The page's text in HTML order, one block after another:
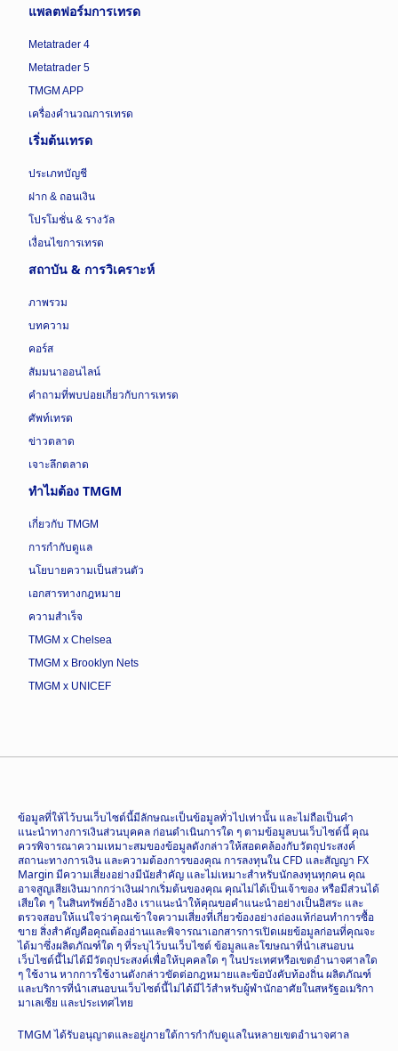
แพลตฟอร์มการเทรด
Metatrader 4
Metatrader 5
TMGM APP
เครื่องคำนวณการเทรด
เริ่มต้นเทรด
ประเภทบัญชี
ฝาก & ถอนเงิน
โปรโมชั่น & รางวัล
เงื่อนไขการเทรด
สถาบัน & การวิเคราะห์
ภาพรวม
บทความ
คอร์ส
สัมมนาออนไลน์
คำถามที่พบบ่อยเกี่ยวกับการเทรด
ศัพท์เทรด
ข่าวตลาด
เจาะลึกตลาด
ทำไมต้อง TMGM
เกี่ยวกับ TMGM
การกำกับดูแล
นโยบายความเป็นส่วนตัว
เอกสารทางกฎหมาย
ความสำเร็จ
TMGM x Chelsea
TMGM x Brooklyn Nets
TMGM x UNICEF
ข้อมูลที่ให้ไว้บนเว็บไซต์นี้มีลักษณะเป็นข้อมูลทั่วไปเท่านั้น และไม่ถือเป็นคำ
แนะนำทางการเงินส่วนบุคคล ก่อนดำเนินการใด ๆ ตามข้อมูลบนเว็บไซต์นี้ คุณ
ควรพิจารณาความเหมาะสมของข้อมูลดังกล่าวให้สอดคล้องกับวัตถุประสงค์
สถานะทางการเงิน และความต้องการของคุณ การลงทุนใน CFD และสัญญา FX
Margin มีความเสี่ยงอย่างมีนัยสำคัญ และไม่เหมาะสำหรับนักลงทุนทุกคน คุณ
อาจสูญเสียเงินมากกว่าเงินฝากเริ่มต้นของคุณ คุณไม่ได้เป็นเจ้าของ หรือมีส่วนได้
เสียใด ๆ ในสินทรัพย์อ้างอิง เราแนะนำให้คุณขอคำแนะนำอย่างเป็นอิสระ และ
ตรวจสอบให้แน่ใจว่าคุณเข้าใจความเสี่ยงที่เกี่ยวข้องอย่างถ่องแท้ก่อนทำการซื้อ
ขาย สิ่งสำคัญคือคุณต้องอ่านและพิจารณาเอกสารการเปิดเผยข้อมูลก่อนที่คุณจะ
ได้มาซึ่งผลิตภัณฑ์ใด ๆ ที่ระบุไว้บนเว็บไซต์ ข้อมูลและโฆษณาที่นำเสนอบน
เว็บไซต์นี้ไม่ได้มีวัตถุประสงค์เพื่อให้บุคคลใด ๆ ในประเทศหรือเขตอำนาจศาลใด
ๆ ใช้งาน หากการใช้งานดังกล่าวขัดต่อกฎหมายและข้อบังคับท้องถิ่น ผลิตภัณฑ์
และบริการที่นำเสนอบนเว็บไซต์นี้ไม่ได้มีไว้สำหรับผู้พำนักอาศัยในสหรัฐอเมริกา
มาเลเซีย และประเทศไทย
TMGM ได้รับอนุญาตและอยู่ภายใต้การกำกับดูแลในหลายเขตอำนาจศาล